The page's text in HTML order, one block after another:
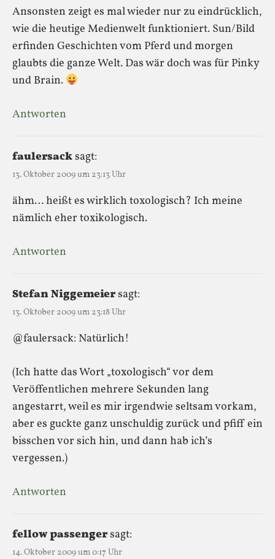
Ansonsten zeigt es mal wieder nur zu eindrücklich,
wie die heutige Medienwelt funktioniert. Sun/Bild
erfinden Geschichten vom Pferd und morgen
glaubts die ganze Welt. Das wär doch was für Pinky
und Brain.
Antworten
faulersacksagt:
13. Oktober 2009 um 23:13 Uhr
ähm… heißt es wirklich toxologisch? Ich meine
nämlich eher toxikologisch.
Antworten
Stefan Niggemeiersagt:
13. Oktober 2009 um 23:18 Uhr
@faulersack: Natürlich!
(Ich hatte das Wort „toxologisch“ vor dem
Veröffentlichen mehrere Sekunden lang
angestarrt, weil es mir irgendwie seltsam vorkam,
aber es guckte ganz unschuldig zurück und pfiff ein
bisschen vor sich hin, und dann hab ich’s
vergessen.)
Antworten
fellow passengersagt:
14. Oktober 2009 um 0:17 Uhr